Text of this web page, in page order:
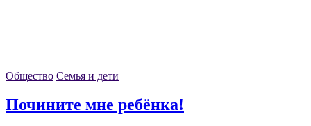
Общество Семья и дети
Почините мне ребёнка!